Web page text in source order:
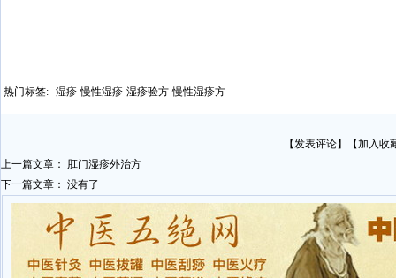
热门标签: 湿疹 慢性湿疹 湿疹验方 慢性湿疹方
【发表评论】【加入收
上一篇文章： 肛门湿疹外治方
下一篇文章： 没有了